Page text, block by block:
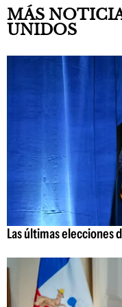
MÁS
UNIDOS
Las últimas elecciones